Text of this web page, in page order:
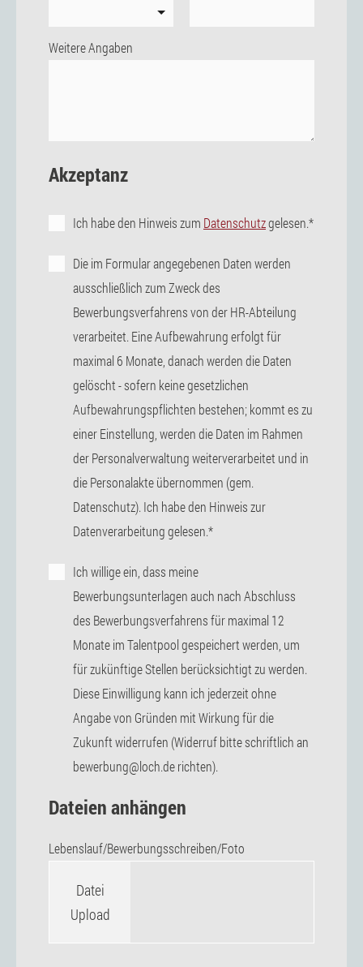
Weitere Angaben
Akzeptanz
Ich habe den Hinweis zum Datenschutzgelesen.*
Die im Formular angegebenen Daten werden
ausschließlich zum Zweck des
Bewerbungsverfahrens von der HR-Abteilung
verarbeitet. Eine Aufbewahrung erfolgt für
maximal 6 Monate, danach werden die Daten
gelöscht - sofern keine gesetzlichen
Aufbewahrungspflichten bestehen; kommt es zu
einer Einstellung, werden die Daten im Rahmen
der Personalverwaltung weiterverarbeitet und in
die Personalakte übernommen (gem.
Datenschutz). Ich habe den Hinweis zur
Datenverarbeitung gelesen.*
Ich willige ein, dass meine
Bewerbungsunterlagen auch nach Abschluss
des Bewerbungsverfahrens für maximal 12
Monate im Talentpool gespeichert werden, um
für zukünftige Stellen berücksichtigt zu werden.
Diese Einwilligung kann ich jederzeit ohne
Angabe von Gründen mit Wirkung für die
Zukunft widerrufen (Widerruf bitte schriftlich an
bewerbung@loch.de richten).
Dateien anhängen
Lebenslauf/Bewerbungsschreiben/Foto
Datei
Upload